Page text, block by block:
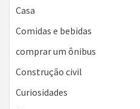
Casa
Comidas e bebidas
comprar um ônibus
Construção civil
Curiosidades